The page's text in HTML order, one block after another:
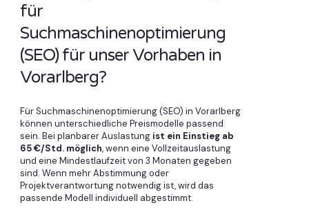
für
Suchmaschinenoptimierung
(SEO) für unser Vorhaben in
Vorarlberg?
Für Suchmaschinenoptimierung (SEO) in Vorarlberg
können unterschiedliche Preismodelle passend
sein. Bei planbarer Auslastung ist ein Einstieg ab
65 €/Std. möglich, wenn eine Vollzeitauslastung
und eine Mindestlaufzeit von 3 Monaten gegeben
sind. Wenn mehr Abstimmung oder
Projektverantwortung notwendig ist, wird das
passende Modell individuell abgestimmt.